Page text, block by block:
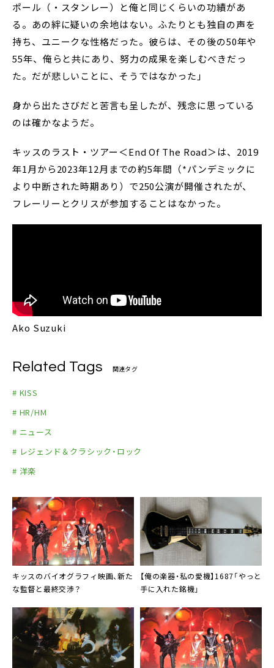
ポール（・スタンレー）と俺と同じくらいの功績があ
る。あの絆に疑いの余地はない。ふたりとも独自の声を
持ち、ユニークな性格だった。彼らは、その後の50年や
55年、俺らと共にあり、努力の成果を楽しむべきだっ
た。だが悲しいことに、そうではなかった」
身から出たさびだと苦言も呈したが、残念に思っている
のは確かなようだ。
キッスのラスト・ツアー＜End Of The Road＞は、2019
年1月から2023年12月までの約5年間（*パンデミックに
より中断された時期あり）で250公演が開催されたが、
フレーリーとクリスが参加することはなかった。
Ako Suzuki
Related Tags 関連タグ
# KISS
# HR/HM
# ニュース
# レジェンド＆クラシック・ロック
# 洋楽
キッスのバイオグラフィ映画、新た
な監督と最終交渉？
【俺の楽器・私の愛機】1687「やっと
手に入れた銘機」